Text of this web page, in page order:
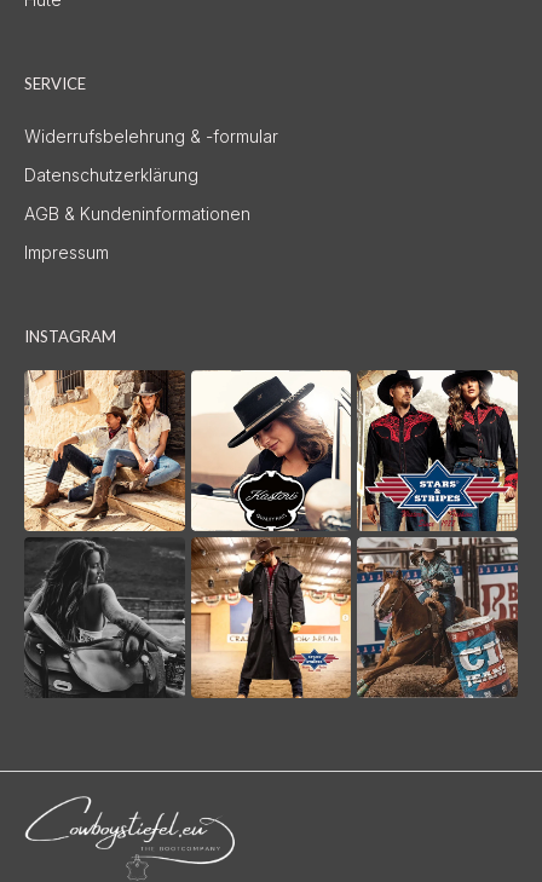
SERVICE
Widerrufsbelehrung & -formular
Datenschutzerklärung
AGB & Kundeninformationen
Impressum
INSTAGRAM